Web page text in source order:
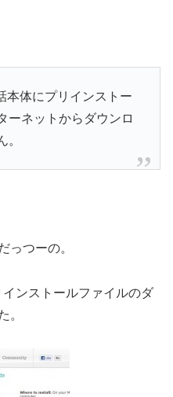
本体にプリインストー
ーネットからダウンロ
。
っつーの。
ンストールファイルのダ
。